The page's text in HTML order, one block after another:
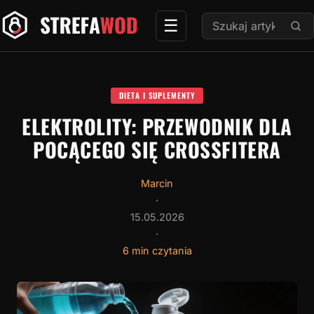
Przejdź
do
☰ Szukaj:
DIETA I SUPLEMENTY
ELEKTROLITY: PRZEWODNIK DLA
POCĄCEGO SIĘ CROSSFITERA
Marcin
·
15.05.2026
·
6 min czytania